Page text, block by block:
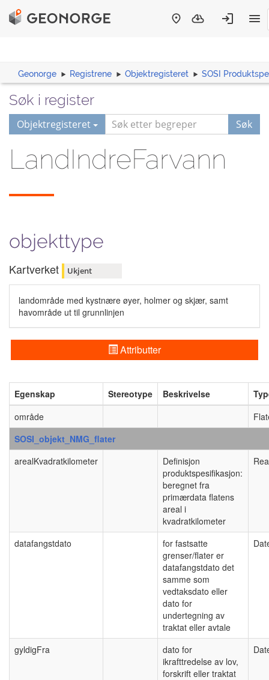
Geonorge Registrene Objektregisteret SOSI
Søk i register
Objektregisteret Søk
LandIndreFarvann
objekttype
Kartverket Ukjent
landområde med kystnære øyer, holmer og skjær, samt
havområde ut til grunnlinjen
Attributter
Egenskap Stereotype Beskrivelse
område
SOSI_objekt_NMG_flater
arealKvadratkilometer
Definisjon
produktspesifikasjon:
beregnet fra
primærdata flatens
areal i
kvadratkilometer
datafangstdato
for fastsatte
grenser/flater er
datafangstdato det
samme som
vedtaksdato eller
dato for
undertegning av
traktat eller avtale
gyldigFra
dato for
ikrafttredelse av lov,
forskrift eller traktat